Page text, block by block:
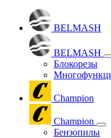
BELMASH
BELMASH
Блокорезы
Champion
Champion
Бензопилы